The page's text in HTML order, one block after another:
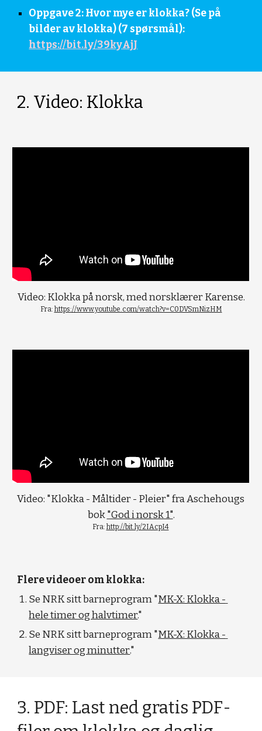
Oppgave 2: Hvor mye er klokka? (Se på
https://bit.ly/39kyAjJ
2. Video: Klokka
Video: Klokka på norsk, med norsklærer Karense.
Fra: https://www.youtube.com/watch?v=C0DVSmNizHM
Video: "Klokka - Måltider - Pleier" fra Aschehougs
bok "God i norsk 1".
Fra: http://bit.ly/2IAcpI4
Flere videoer om klokka:
Se NRK sitt barneprogram "MK-X: Klokka -
hele timer og halvtimer."
Se NRK sitt barneprogram "MK-X: Klokka -
langviser og minutter."
3. PDF: Last ned gratis PDF-